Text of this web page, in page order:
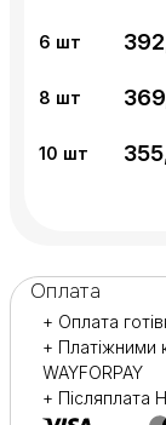
6 шт
8 шт
10 шт
Оплата
+ Оплата
+ Платіжними
WAYFORPAY
+